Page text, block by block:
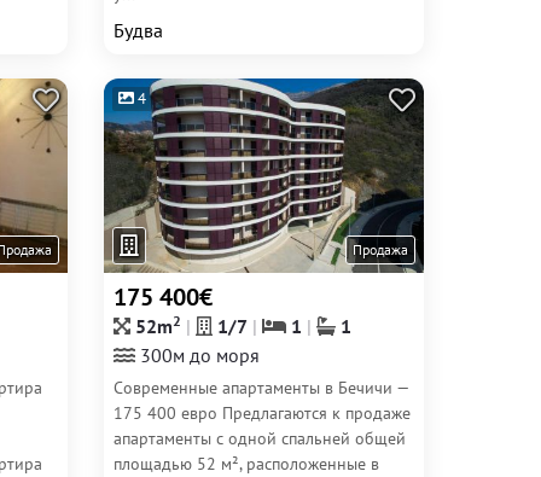
Будва
4
Продажа
175 400€
52m2 1/7 1
1
300м до моря
Современные апартаменты в Бечичи —
175 400 евро Предлагаются к продаже
апартаменты с одной спальней общей
площадью 52 м², расположенные в